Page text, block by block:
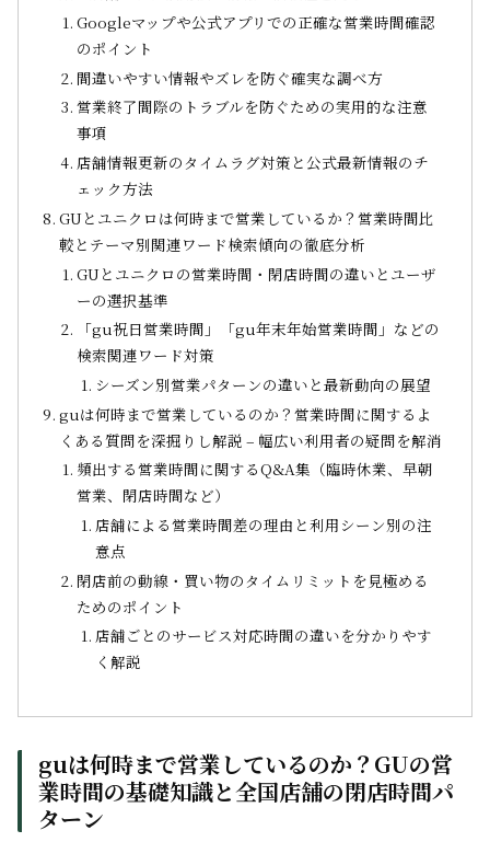
Googleマップや公式アプリでの正確な営業時間確認
のポイント
間違いやすい情報やズレを防ぐ確実な調べ方
営業終了間際のトラブルを防ぐための実用的な注意
事項
店舗情報更新のタイムラグ対策と公式最新情報のチ
ェック方法
GUとユニクロは何時まで営業しているか？営業時間比
較とテーマ別関連ワード検索傾向の徹底分析
GUとユニクロの営業時間・閉店時間の違いとユーザ
ーの選択基準
「gu祝日営業時間」「gu年末年始営業時間」などの
検索関連ワード対策
シーズン別営業パターンの違いと最新動向の展望
guは何時まで営業しているのか？営業時間に関するよ
くある質問を深掘りし解説 – 幅広い利用者の疑問を解消
頻出する営業時間に関するQ&A集（臨時休業、早朝
営業、閉店時間など）
店舗による営業時間差の理由と利用シーン別の注
意点
閉店前の動線・買い物のタイムリミットを見極める
ためのポイント
店舗ごとのサービス対応時間の違いを分かりやす
く解説
guは何時まで営業しているのか？GUの営
業時間の基礎知識と全国店舗の閉店時間パ
ターン